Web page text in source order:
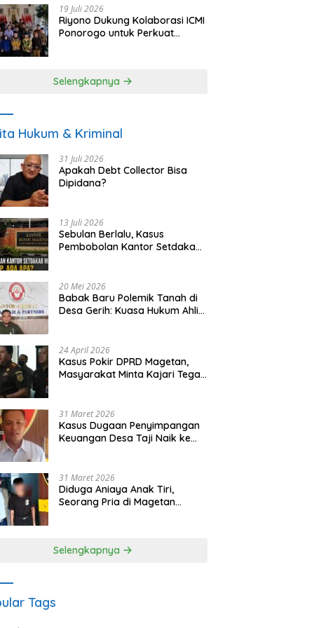
19 Juli 2026
Riyono Dukung Kolaborasi ICMI
Ponorogo untuk Perkuat
Selengkapnya
Hukum & Kriminal
31 Juli 2026
Apakah Debt Collector Bisa
Dipidana?
13 Juli 2026
Sebulan Berlalu, Kasus
Pembobolan Kantor Setdakab
20 Mei 2026
Babak Baru Polemik Tanah di
Desa Gerih: Kuasa Hukum Ahli
24 April 2026
Kasus Pokir DPRD Magetan,
Masyarakat Minta Kajari Tegak
31 Maret 2026
Kasus Dugaan Penyimpangan
Keuangan Desa Taji Naik ke
31 Maret 2026
Diduga Aniaya Anak Tiri,
Seorang Pria di Magetan
Selengkapnya
Tags